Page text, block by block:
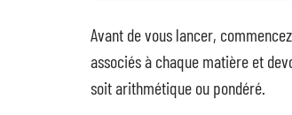
Avant de vous lancer,
associés à chaque matière et
soit arithmétique ou pondéré.